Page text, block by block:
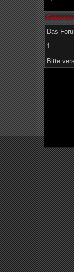
Das
1
Bitte